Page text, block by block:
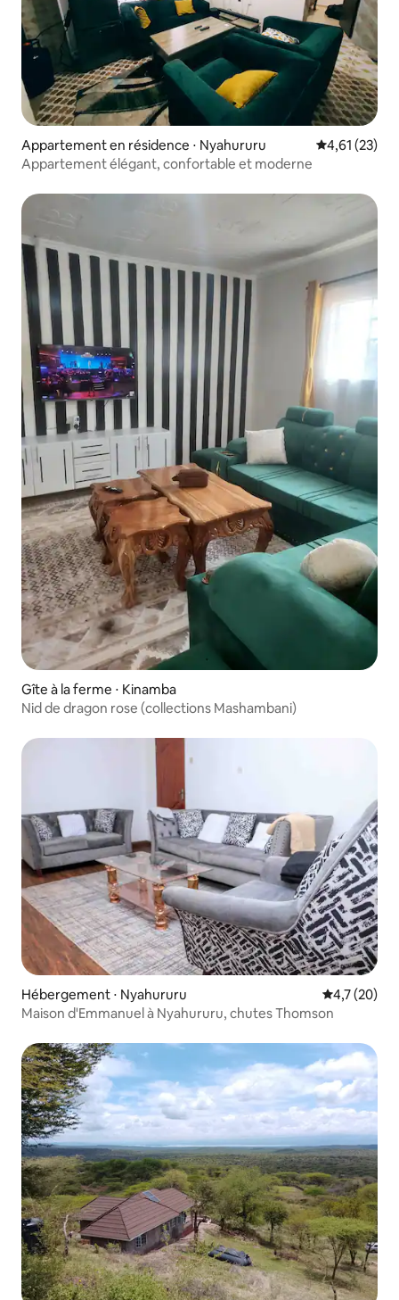
Appartement en résidence ⋅ Nyahururu Évaluation
4,61 (23)
Appartement élégant, confortable et moderne
Gîte à la ferme ⋅ Kinamba
Nid de dragon rose (collections Mashambani)
Hébergement ⋅ Nyahururu Évaluation
4,7 (20)
Maison d'Emmanuel à Nyahururu, chutes Thomson